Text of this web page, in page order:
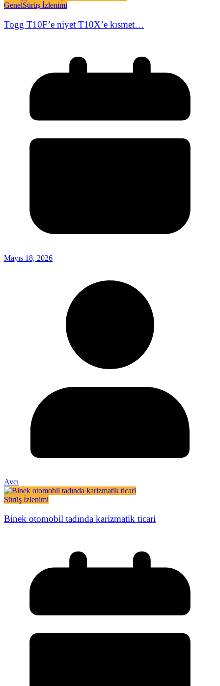
GenelSürüş İzlenimi
Togg T10F’e niyet T10X’e kısmet…
Mayıs 18, 2026
Avcı
Sürüş İzlenimi
Binek otomobil tadında karizmatik ticari